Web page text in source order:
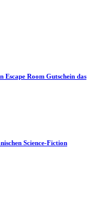
Escape Room Gutschein das
Science-Fiction